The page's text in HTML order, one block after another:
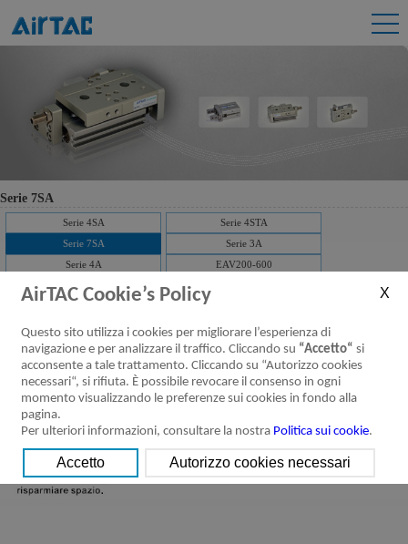
Serie 7SA
Serie 4SA
Serie 4STA
Serie 7SA
Serie 3A
Serie 4A
EAV200-600
5/3 vie)
Scaricare：
Caratteristiche
prodotto
Specifiche del
prodotto
Installazione ed
utilizzo
Codice d’ordine Simbolo
AirTAC Cookie’s Policy
Questo sito utilizza i cookies per migliorare l’esperienza di
navigazione e per analizzare il traffico. Cliccando su “Accetto“ si
acconsente a tale trattamento. Cliccando su “Autorizzo cookies
necessari“, si rifiuta. È possibile revocare il consenso in ogni
momento visualizzando le preferenze sui cookies in fondo alla
pagina.
Per ulteriori informazioni, consultare la nostra Politica sui cookie.